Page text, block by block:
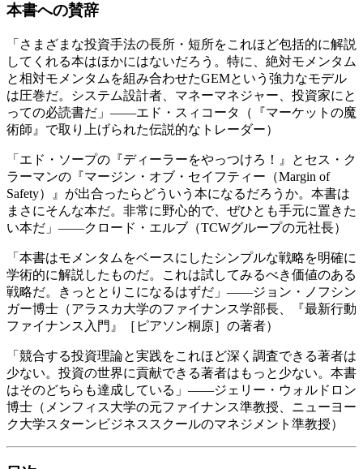
本書への賛辞
「さまざまな投資手法の長所・短所をこれほど包括的に解説
してくれる本はほかにはないだろう。特に、絶対モメンタム
と相対モメンタムを組み合わせたGEMという強力なモデル
は圧巻だ。システム設計者、マネーマネジャー、投資家にと
っての必読書だ」――エド・スィコータ（『マーケットの魔
術師』で取り上げられた伝説的なトレーダー）
「エド・ソープの『ディーラーをやっつけろ！』とセス・ク
ラーマンの『マージン・オブ・セイフティー（Margin of
Safety）』が出合ったらどういう本になるだろうか。本書は
まさにそんな本だ。非常に野心的で、ぜひとも手元に置きた
い本だ」――クロード・エルブ（TCWグループの元社長）
「本書はモメンタムをベースにしたシンプルな戦略を明確に
学術的に解説したものだ。これは試してみるべき価値のある
戦略だ。きっととりこになるはずだ」――ジョン・ノフシン
ガー博士（アラスカ大学のファイナンス学部長、『最新行動
ファイナンス入門』［ピアソン桐原］の著者）
「競合する投資理論と実践をこれほど深く調査できる著者は
少ない。投資の世界に貢献できる著者はもっと少ない。本書
はそのどちらも達成している」――ジェリー・ウォルドロン
博士（メンフィス大学の元ファイナンス準教授、ニューヨー
ク大学スターンビジネススクールのマネジメント準教授）